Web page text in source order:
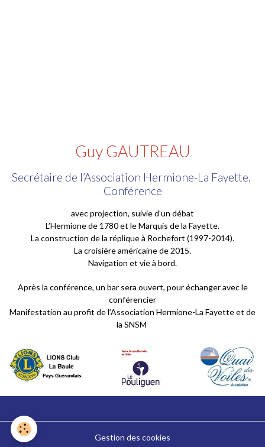
Guy GAUTREAU
Secrétaire de l’Association Hermione-La Fayette.
Conférence
avec projection, suivie d’un débat
L’Hermione de 1780 et le Marquis de la Fayette.
La construction de la réplique à Rochefort (1997-2014).
La croisière américaine de 2015.
Navigation et vie à bord.
Après la conférence, un bar sera ouvert, pour échanger avec le
conférencier
Manifestation au profit de l’Association Hermione-La Fayette et de
la SNSM
Gestion des cookies